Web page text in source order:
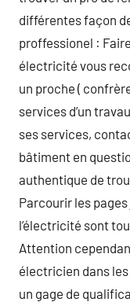
différentes façon
proffessionel :
électricité vous
un proche (
services d’un
ses services,
bâtiment en
authentique de
Parcourir les
l’électricité sont
Attention
électricien dans les
un gage de